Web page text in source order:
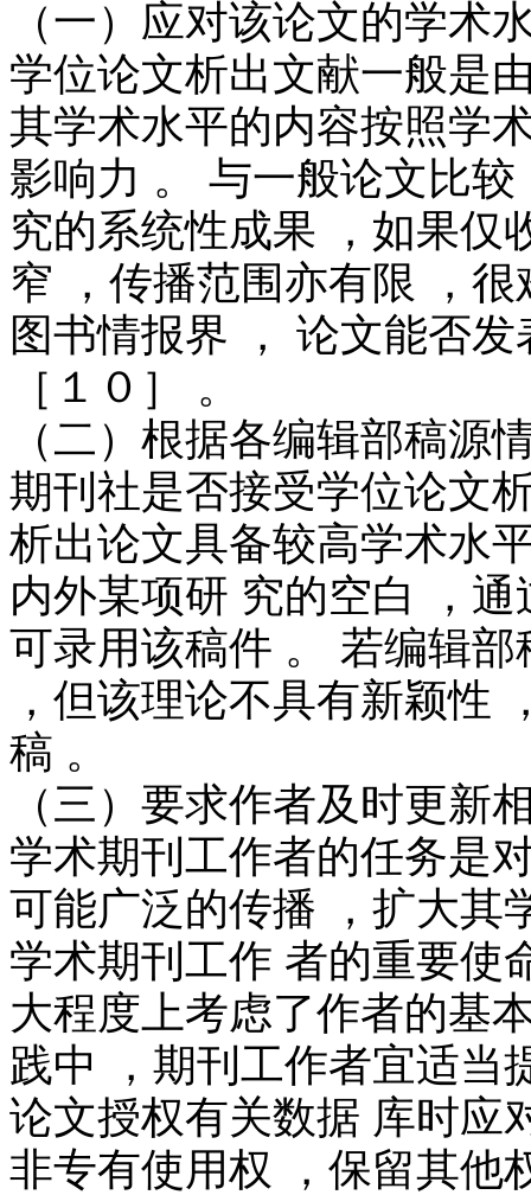
（一）应对该论文的学术
学位论文析出文献一般是
其学术水平的内容按照学
影响力 。 与一般论文比
究的系统性成果 ，如果仅
窄 ，传播范围亦有限 ，
图书情报界 ， 论文能否
［１０］ 。
（二）根据各编辑部稿源
期刊社是否接受学位论文
析出论文具备较高学术水
内外某项研 究的空白 ，
可录用该稿件 。 若编辑
，但该理论不具有新颖性
稿 。
（三）要求作者及时更新
学术期刊工作者的任务是
可能广泛的传播 ，扩大其
学术期刊工作 者的重要使
大程度上考虑了作者的基
践中 ，期刊工作者宜适当
论文授权有关数据 库时应
非专有使用权 ，保留其他